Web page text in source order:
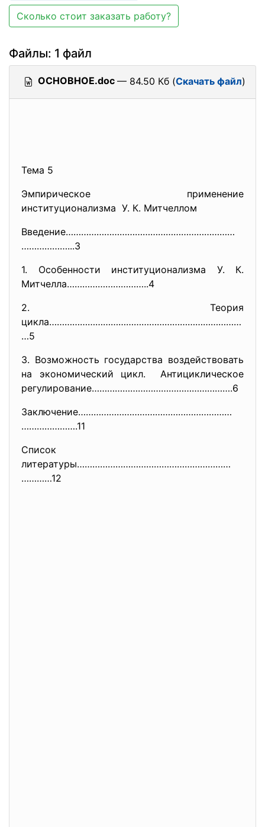
Сколько стоит заказать работу?
Файлы: 1 файл
ОСНОВНОЕ.doc — 84.50 Кб (Скачать файл)
Тема 5
Эмпирическое применение
институционализма У. К. Митчеллом
Введение…………………………………………………………
………………...3
1. Особенности институционализма У. К.
Митчелла…………………………..4
2. Теория
цикла…………………………………………………………………
…5
3. Возможность государства воздействовать
на экономический цикл. Антициклическое
регулирование……………………………………………….6
Заключение……………………………………………………
………………….11
Список
литературы……………………………………………………
…………12